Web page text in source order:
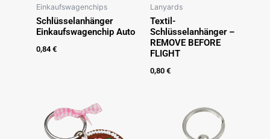
Einkaufswagenchips
Schlüsselanhänger
Einkaufswagenchip Auto
0,84€
Lanyards
Textil-
Schlüsselanhänger –
REMOVE BEFORE
FLIGHT
0,80 €